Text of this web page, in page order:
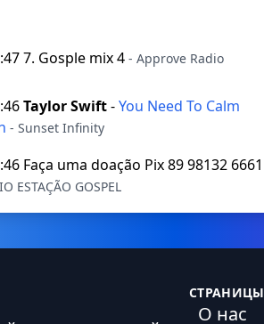
7. Gosple mix 4 - Approve Radio
Taylor Swift-You Need To Calm
- Sunset Infinity
Faça uma doação Pix 89 98132 6661
ESTAÇÃO GOSPEL
СТРАНИЦЫ
О нас